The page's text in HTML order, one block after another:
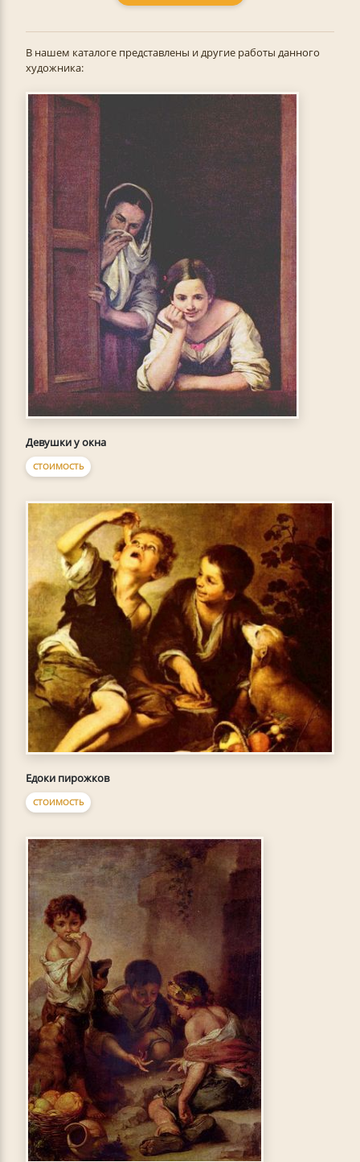
В нашем каталоге представлены и другие работы данного
художника:
Девушки у окна
СТОИМОСТЬ
Едоки пирожков
СТОИМОСТЬ